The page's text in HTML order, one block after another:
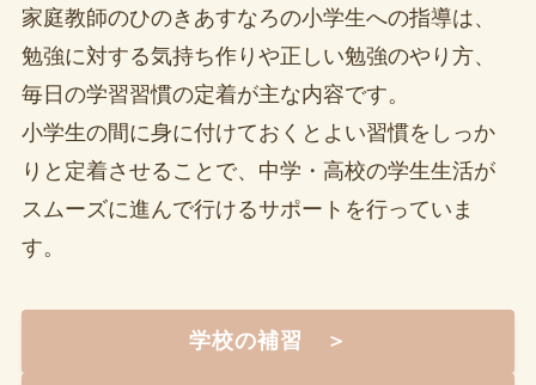
家庭教師のひのきあすなろの小学生への指導は、
勉強に対する気持ち作りや正しい勉強のやり方、
毎日の学習習慣の定着が主な内容です。
小学生の間に身に付けておくとよい習慣をしっか
りと定着させることで、中学・高校の学生生活が
スムーズに進んで行けるサポートを行っていま
す。
学校の補習 ＞